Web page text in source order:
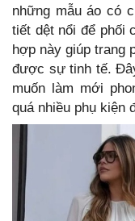
những mẫu áo có
tiết dệt nổi để phối
hợp này giúp trang
được sự tinh tế.
muốn làm mới
quá nhiều phụ kiện